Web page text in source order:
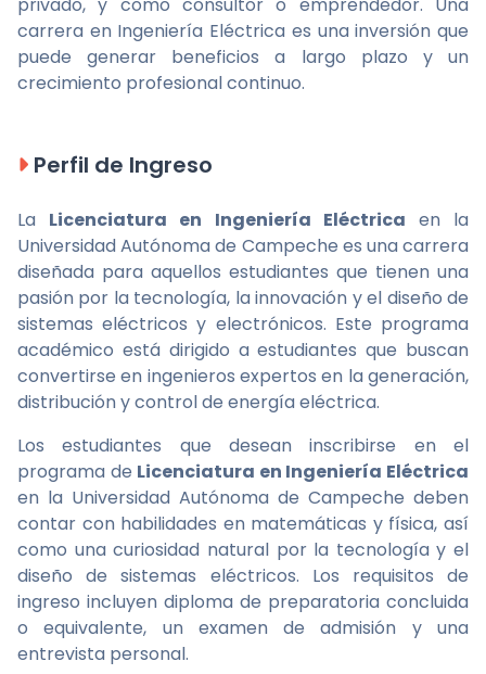
carrera en Ingeniería Eléctrica es una inversión que
puede generar beneficios a largo plazo y un
crecimiento profesional continuo.
Perfil de Ingreso
La Licenciatura en Ingeniería Eléctrica en la
Universidad Autónoma de Campeche es una carrera
diseñada para aquellos estudiantes que tienen una
pasión por la tecnología, la innovación y el diseño de
sistemas eléctricos y electrónicos. Este programa
académico está dirigido a estudiantes que buscan
convertirse en ingenieros expertos en la generación,
distribución y control de energía eléctrica.
Los estudiantes que desean inscribirse en el
programa de Licenciatura en Ingeniería Eléctrica
en la Universidad Autónoma de Campeche deben
contar con habilidades en matemáticas y física, así
como una curiosidad natural por la tecnología y el
diseño de sistemas eléctricos. Los requisitos de
ingreso incluyen diploma de preparatoria concluida
o equivalente, un examen de admisión y una
entrevista personal.